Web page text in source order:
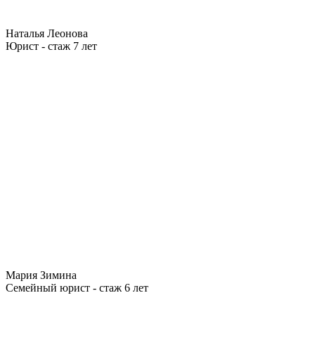
Наталья Леонова
Юрист - стаж 7 лет
Мария Зимина
Семейный юрист - стаж 6 лет